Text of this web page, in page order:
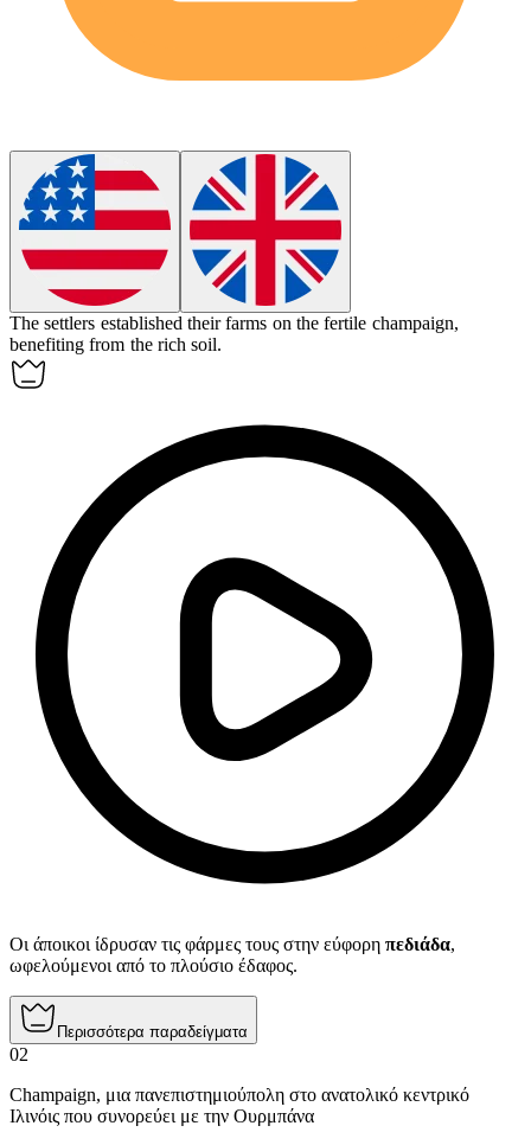
The settlers established their farms on the fertile champaign,
benefiting from the rich soil.
Οι άποικοι ίδρυσαν τις φάρμες τους στην εύφορη πεδιάδα,
ωφελούμενοι από το πλούσιο έδαφος.
Περισσότερα παραδείγματα
02
Champaign, μια πανεπιστημιούπολη στο ανατολικό κεντρικό
Ιλινόις που συνορεύει με την Ουρμπάνα